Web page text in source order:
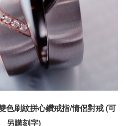
色刷紋拼心鑽戒指/情侶對戒 (可
另購刻字)